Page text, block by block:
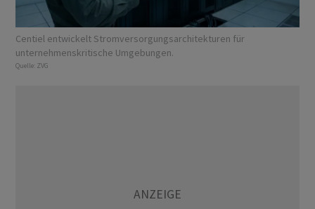
Centiel entwickelt Stromversorgungsarchitekturen für
unternehmenskritische Umgebungen.
Quelle: ZVG